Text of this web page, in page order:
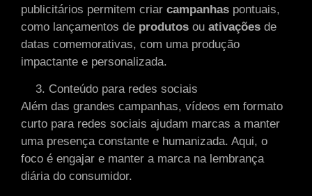
publicitários permitem criar campanhas pontuais,
como lançamentos de produtos ou ativações de
datas comemorativas, com uma produção
impactante e personalizada.
Conteúdo para redes sociais
Além das grandes campanhas, vídeos em formato
curto para redes sociais ajudam marcas a manter
uma presença constante e humanizada. Aqui, o
foco é engajar e manter a marca na lembrança
diária do consumidor.